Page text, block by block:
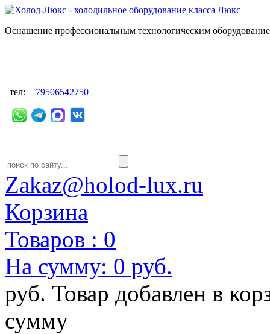
Оснащение профессиональным технологическим
тел: +79506542750
Zakaz@holod-lux.ru
Корзина
Товаров : 0
На сумму: 0 руб.
руб. Товар добавлен в
сумму